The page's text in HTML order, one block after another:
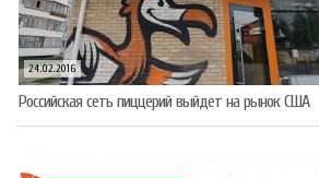
24.02.2016
Российская сеть пиццерий выйдет на рынок США